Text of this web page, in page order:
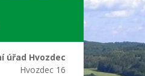
úřad Hvozdec
Hvozdec 16